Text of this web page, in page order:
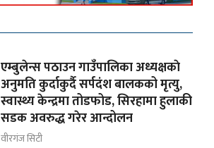
एम्बुलेन्स पठाउन गाउँपालिका अध्यक्षकाे
अनुमति कुर्दाकुर्दै सर्पदंश बालकको मृत्यु,
स्वास्थ्य केन्द्रमा तोडफोड, सिरहामा हुलाकी
सडक अवरुद्ध गरेर आन्दोलन
वीरगंज सिटी